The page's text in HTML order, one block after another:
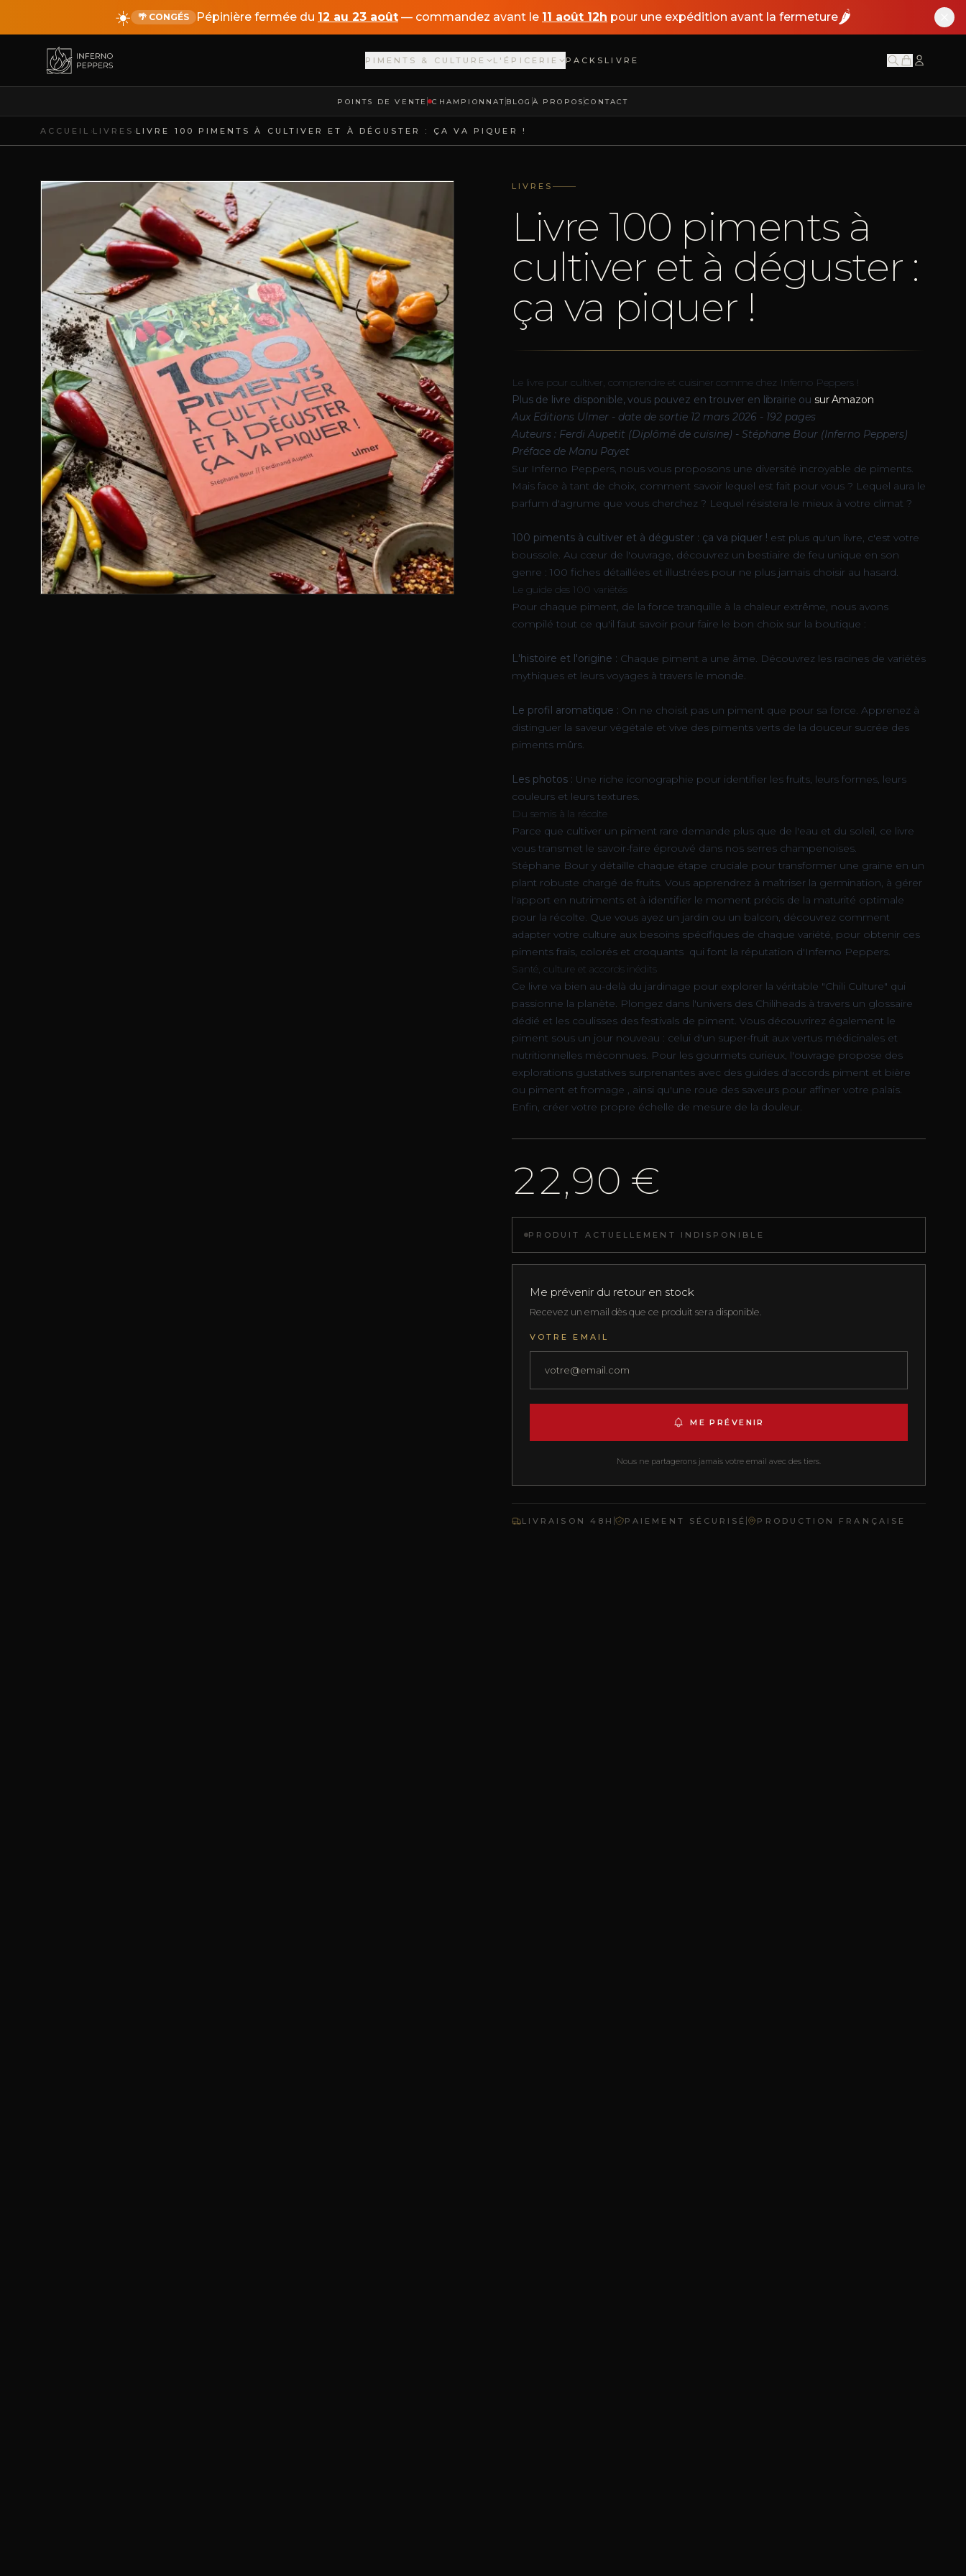
☀️ 🌴 CONGÉS Pépinière fermée du 12 au 23 août — commandez avant le 11 août 12h pour une expédition avant la fermeture🌶️
PIMENTS & CULTURE L'ÉPICERIE PACKS LIVRE
POINTS DE VENTE CHAMPIONNAT BLOG À PROPOS CONTACT
ACCUEIL LIVRES LIVRE 100 PIMENTS À CULTIVER ET À DÉGUSTER : ÇA VA PIQUER !
LIVRES
Livre 100 piments à
cultiver et à déguster :
ça va piquer !
Le livre pour cultiver, comprendre et cuisiner comme chez Inferno Peppers !
Plus de livre disponible, vous pouvez en trouver en librairie ou sur Amazon
Aux Editions Ulmer - date de sortie 12 mars 2026 - 192 pages
Auteurs : Ferdi Aupetit (Diplômé de cuisine) - Stéphane Bour (Inferno Peppers)
Préface de Manu Payet
Sur Inferno Peppers, nous vous proposons une diversité incroyable de piments.
Mais face à tant de choix, comment savoir lequel est fait pour vous ? Lequel aura le
parfum d'agrume que vous cherchez ? Lequel résistera le mieux à votre climat ?
100 piments à cultiver et à déguster : ça va piquer ! est plus qu'un livre, c'est votre
boussole. Au cœur de l'ouvrage, découvrez un bestiaire de feu unique en son
genre : 100 fiches détaillées et illustrées pour ne plus jamais choisir au hasard.
Le guide des 100 variétés
Pour chaque piment, de la force tranquille à la chaleur extrême, nous avons
compilé tout ce qu'il faut savoir pour faire le bon choix sur la boutique :
L'histoire et l'origine : Chaque piment a une âme. Découvrez les racines de variétés
mythiques et leurs voyages à travers le monde.
Le profil aromatique : On ne choisit pas un piment que pour sa force. Apprenez à
distinguer la saveur végétale et vive des piments verts de la douceur sucrée des
piments mûrs.
Les photos : Une riche iconographie pour identifier les fruits, leurs formes, leurs
couleurs et leurs textures.
Du semis à la récolte
Parce que cultiver un piment rare demande plus que de l'eau et du soleil, ce livre
vous transmet le savoir-faire éprouvé dans nos serres champenoises.
Stéphane Bour y détaille chaque étape cruciale pour transformer une graine en un
plant robuste chargé de fruits. Vous apprendrez à maîtriser la germination, à gérer
l'apport en nutriments et à identifier le moment précis de la maturité optimale
pour la récolte. Que vous ayez un jardin ou un balcon, découvrez comment
adapter votre culture aux besoins spécifiques de chaque variété, pour obtenir ces
piments frais, colorés et croquants qui font la réputation d'Inferno Peppers.
Santé, culture et accords inédits
Ce livre va bien au-delà du jardinage pour explorer la véritable "Chili Culture" qui
passionne la planète. Plongez dans l'univers des Chiliheads à travers un glossaire
dédié et les coulisses des festivals de piment. Vous découvrirez également le
piment sous un jour nouveau : celui d'un super-fruit aux vertus médicinales et
nutritionnelles méconnues. Pour les gourmets curieux, l'ouvrage propose des
explorations gustatives surprenantes avec des guides d'accords piment et bière
ou piment et fromage , ainsi qu'une roue des saveurs pour affiner votre palais.
Enfin, créer votre propre échelle de mesure de la douleur.
22,90 €
PRODUIT ACTUELLEMENT INDISPONIBLE
Me prévenir du retour en stock
Recevez un email dès que ce produit sera disponible.
VOTRE EMAIL
ME PRÉVENIR
Nous ne partagerons jamais votre email avec des tiers.
LIVRAISON 48H PAIEMENT SÉCURISÉ PRODUCTION FRANÇAISE